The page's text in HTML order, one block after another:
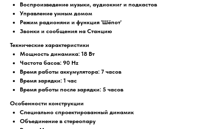
Воспроизведение музыки, аудиокниг и подкастов
Управление умным домом
Режим радионяни и функция 'Шёпот'
Звонки и сообщения на Станцию
Технические характеристики
Мощность динамика: 18 Вт
Частота басов: 90 Hz
Время работы аккумулятора: 7 часов
Время зарядки: 1 час
Время работы после зарядки: 5 часов
Особенности конструкции
Специально спроектированный динамик
Объединение в стереопару